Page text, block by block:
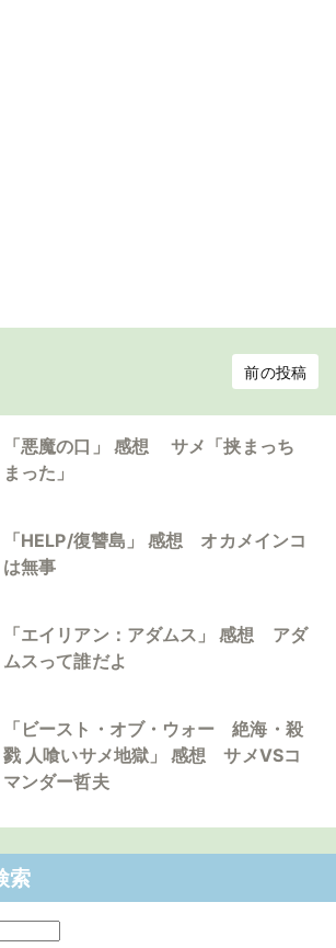
前の投稿
「悪魔の口」 感想 サメ「挟まっち
まった」
「HELP/復讐島」 感想 オカメインコ
は無事
「エイリアン：アダムス」 感想 アダ
ムスって誰だよ
「ビースト・オブ・ウォー 絶海・殺
戮 人喰いサメ地獄」 感想 サメVSコ
マンダー哲夫
索